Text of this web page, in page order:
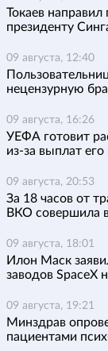
Токаев
президенту
09 августа, 12:40
нецензурную
09 августа, 16:26
УЕФА готовит
из-за выплат
09 августа, 20:53
За 18 часов от
ВКО совершила
09 августа, 18:01
Илон Маск
заводов SpaceX
09 августа, 19:21
Минздрав
пациентами